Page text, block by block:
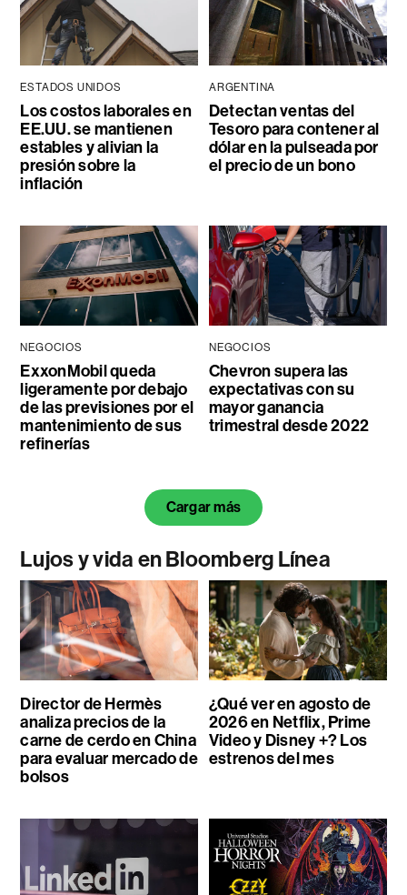
ESTADOS UNIDOS
Los costos laborales en
EE.UU. se mantienen
estables y alivian la
presión sobre la
inflación
ARGENTINA
Detectan ventas del
Tesoro para contener al
dólar en la pulseada por
el precio de un bono
NEGOCIOS
ExxonMobil queda
ligeramente por debajo
de las previsiones por el
mantenimiento de sus
refinerías
NEGOCIOS
Chevron supera las
expectativas con su
mayor ganancia
trimestral desde 2022
Cargar más
Lujos y vida en Bloomberg Línea
Director de Hermès
analiza precios de la
carne de cerdo en China
para evaluar mercado de
bolsos
¿Qué ver en agosto de
2026 en Netflix, Prime
Video y Disney +? Los
estrenos del mes